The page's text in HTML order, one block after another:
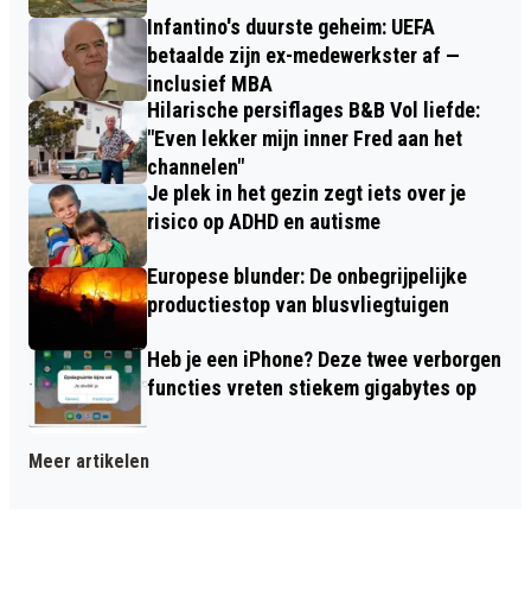
Infantino's duurste geheim: UEFA
betaalde zijn ex-medewerkster af —
inclusief MBA
Hilarische persiflages B&B Vol liefde:
"Even lekker mijn inner Fred aan het
channelen"
Je plek in het gezin zegt iets over je
risico op ADHD en autisme
Europese blunder: De onbegrijpelijke
productiestop van blusvliegtuigen
Heb je een iPhone? Deze twee verborgen
functies vreten stiekem gigabytes op
Meer artikelen